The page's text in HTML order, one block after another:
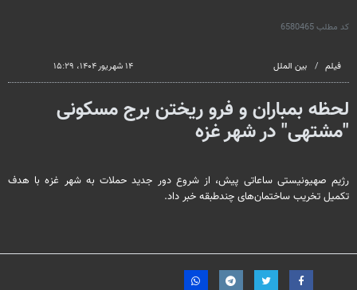
کد مطلب6580465
فیلم بین الملل ۱۴ شهریور ۱۴۰۴، ۱۵:۲۹
لحظه بمباران و فرو ریختن برج مسکونی
"مشتهی" در شهر غزه
رژیم صهیونیستی ساعاتی پیش، از شروع دور جدید حملات به شهر غزه با هدف
تکمیل تخریب ساختمان‌های چندطبقه خبر داد.